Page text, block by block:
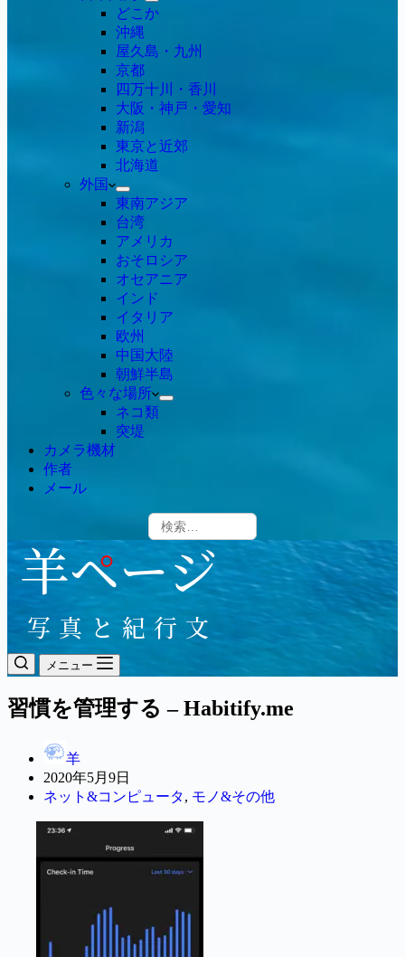
どこか
沖縄
屋久島・九州
京都
四万十川・香川
大阪・神戸・愛知
新潟
東京と近郊
北海道
外国
東南アジア
台湾
アメリカ
おそロシア
オセアニア
インド
イタリア
欧州
中国大陸
朝鮮半島
色々な場所
ネコ類
突堤
カメラ機材
作者
メール
メニュー
習慣を管理する – Habitify.me
羊
2020年5月9日
ネット&コンピュータ, モノ&その他